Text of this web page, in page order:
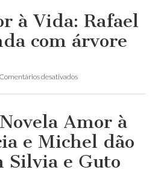
Vida:
Amarilys
se
recusa
teste
Fabrício
para
saber
se
Niko
também
à Vida: Rafael
com árvore
Comentários desativadosem
Amor
Rafael
encanta
Linda
árvore
Amor à
e Michel dão
Silvia e Guto